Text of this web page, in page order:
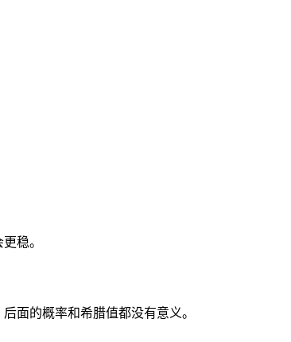
稳。
面的概率和希腊值都没有意义。